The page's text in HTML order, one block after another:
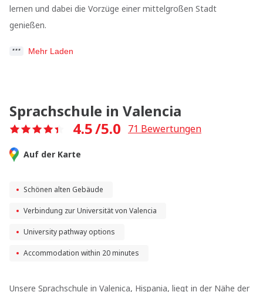
lernen und dabei die Vorzüge einer mittelgroßen Stadt
genießen.
Mehr Laden
Sprachschule in Valencia
4.5/5.0 71 Bewertungen
Auf der Karte
Schönen alten Gebäude
Verbindung zur Universität von Valencia
University pathway options
Accommodation within 20 minutes
Unsere Sprachschule in Valenica, Hispania, liegt in der Nähe der